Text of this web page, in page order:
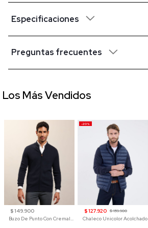
Especificaciones
Preguntas frecuentes
$ 149.900
-20%
$ 127.920 $ 159.900
Chaleco Unicolor Acolchado
Los Más Vendidos